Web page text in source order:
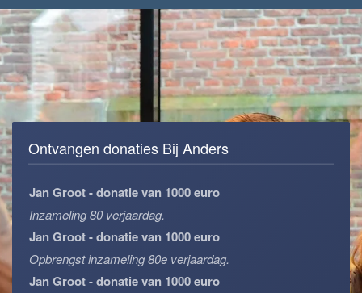
Ontvangen donaties Bij Anders
Jan Groot - donatie van 1000 euro
Inzameling 80 verjaardag.
Jan Groot - donatie van 1000 euro
Opbrengst inzameling 80e verjaardag.
Jan Groot - donatie van 1000 euro